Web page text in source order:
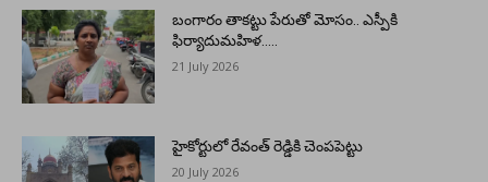
బంగారం తాకట్టు పేరుతో మోసం.. ఎస్పీకి
ఫిర్యాదుమహిళ…..
21 July 2026
హైకోర్టులో రేవంత్ రెడ్డికి చెంపపెట్టు
20 July 2026